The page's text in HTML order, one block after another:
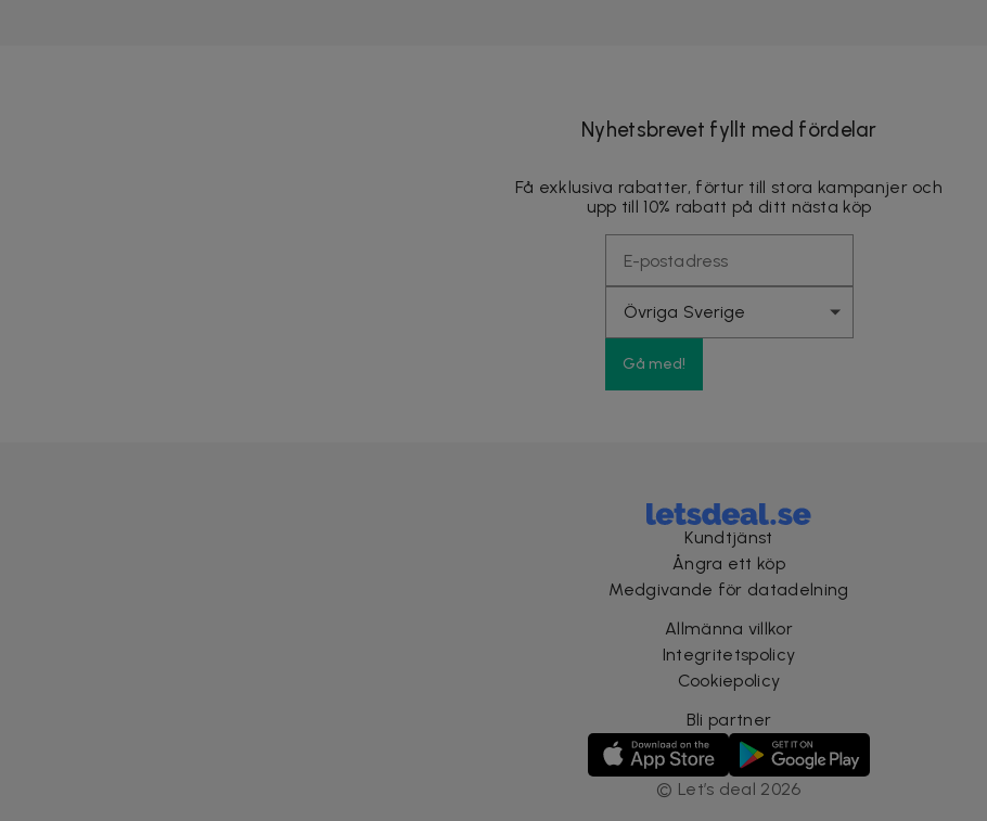
Nyhetsbrevet fyllt med fördelar
Få exklusiva rabatter, förtur till stora kampanjer och
upp till 10% rabatt på ditt nästa köp
Gå med!
Kundtjänst
Ångra ett köp
Medgivande för datadelning
Allmänna villkor
Integritetspolicy
Cookiepolicy
Bli partner
© Let’s deal 2026